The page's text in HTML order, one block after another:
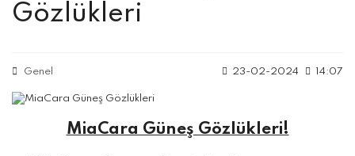
Gözlükleri
Genel 23-02-2024 14:07
MiaCara Güneş Gözlükleri!